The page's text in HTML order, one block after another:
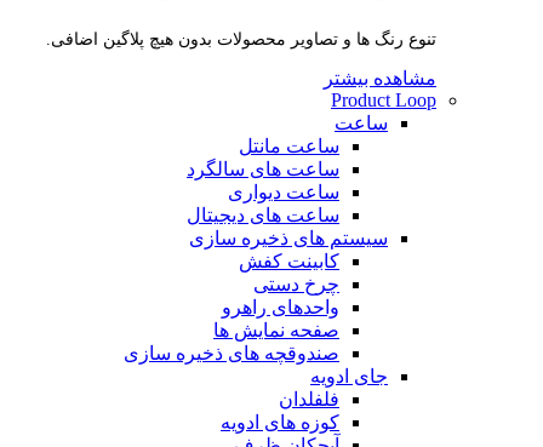
تنوع رنگ ها و تصاویر محصولات بدون هیچ پلاگین اضافی.
مشاهده بیشتر
Product Loop
ساعت
ساعت مانتل
ساعت های سالگرد
ساعت دیواری
ساعت های دیجیتال
سیستم های ذخیره سازی
کابینت کفش
چرخ دستی
واحدهای راهرو
صفحه نمایش ها
صندوقچه های ذخیره سازی
جای ادویه
فلفلدان
کوزه های ادویه